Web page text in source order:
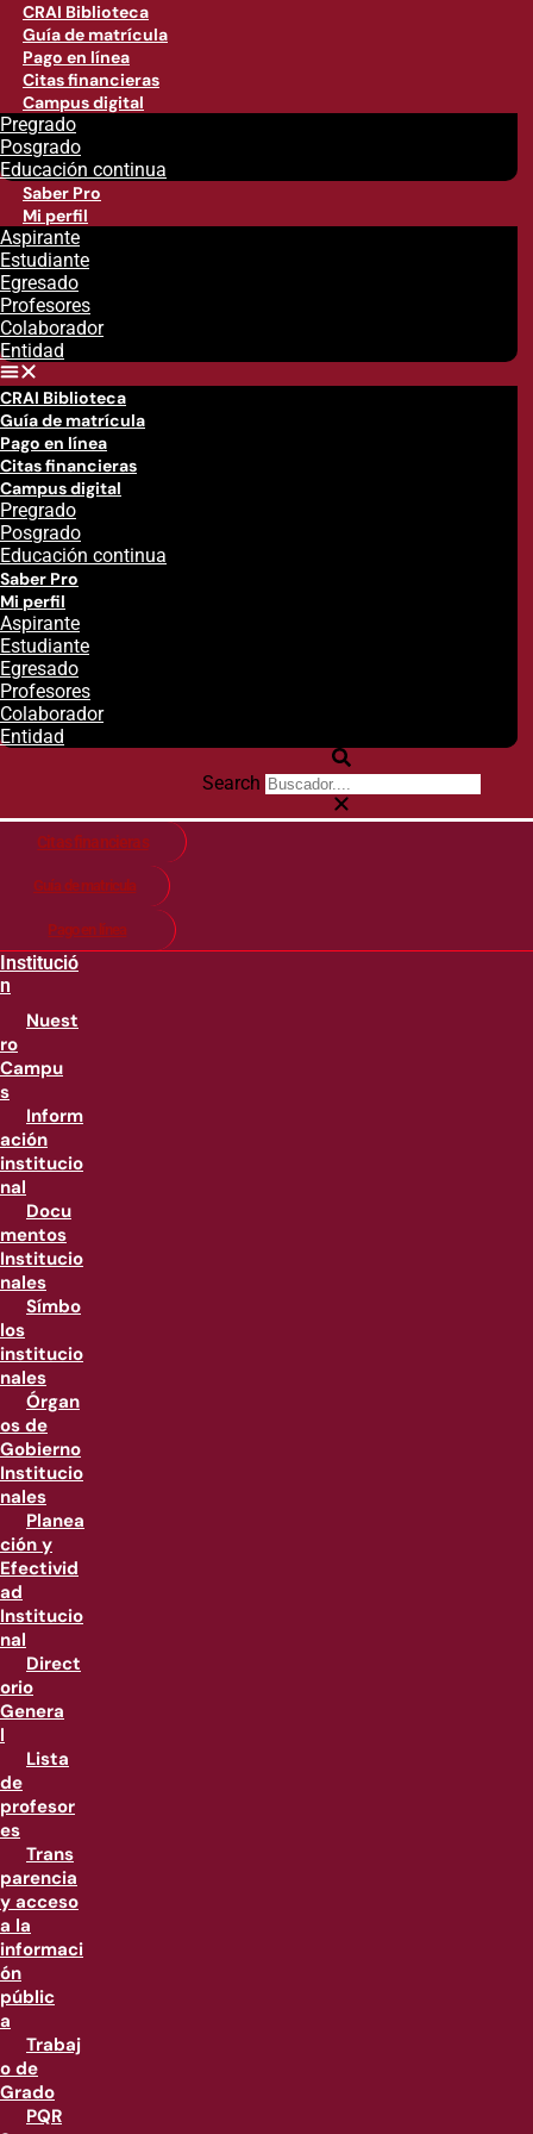
CRAI Biblioteca
Guía de matrícula
Pago en línea
Citas financieras
Campus digital
Pregrado
Posgrado
Educación continua
Saber Pro
Mi perfil
Aspirante
Estudiante
Egresado
Profesores
Colaborador
Entidad
CRAI Biblioteca
Guía de matrícula
Pago en línea
Citas financieras
Campus digital
Pregrado
Posgrado
Educación continua
Saber Pro
Mi perfil
Aspirante
Estudiante
Egresado
Profesores
Colaborador
Entidad
Search
Citas financieras
Guía de matricula
Pago en línea
Institució
n
Nuest
ro
Campu
s
Inform
ación
institucio
nal
Docu
mentos
Institucio
nales
Símbo
los
institucio
nales
Órgan
os de
Gobierno
Institucio
nales
Planea
ción y
Efectivid
ad
Institucio
nal
Direct
orio
Genera
l
Lista
de
profesor
es
Trans
parencia
y acceso
a la
informaci
ón
públic
a
Trabaj
o de
Grado
PQR